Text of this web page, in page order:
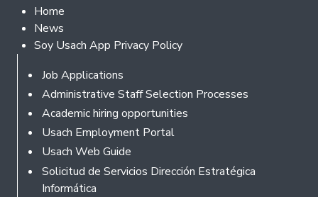
Footer 2
Home
News
Soy Usach App Privacy Policy
Footer
Job Applications
Administrative Staff Selection Processes
Academic hiring opportunities
Usach Employment Portal
Usach Web Guide
Solicitud de Servicios Dirección Estratégica
Informática